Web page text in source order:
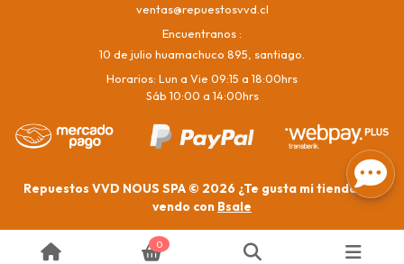
ventas@repuestosvvd.cl
Encuentranos
10 de julio huamachuco 895, santiago.
Horarios: Lun a Vie 09:15 a 18:00hrs
Sáb 10:00 a 14:00hrs
Repuestos VVD NOUS SPA © 2026 ¿Te gusta mi tienda? Yo
vendo con Bsale
0